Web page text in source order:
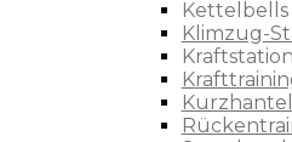
Kettelbells
Klimzug-
Kraftstation
Kurzhantel